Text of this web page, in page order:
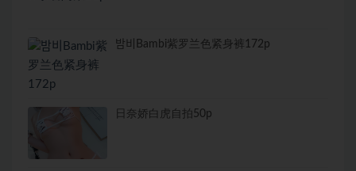
밤비Bambi紫罗兰色紧身裤172p
日奈娇白虎自拍50p